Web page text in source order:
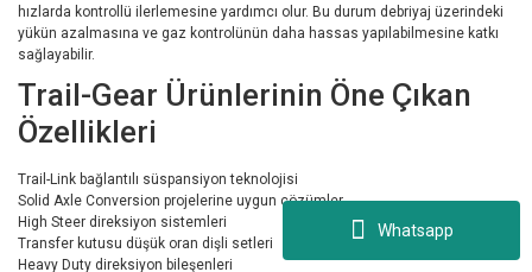
Whatsapp
hızlarda kontrollü ilerlemesine yardımcı olur. Bu durum debriyaj üzerindeki
yükün azalmasına ve gaz kontrolünün daha hassas yapılabilmesine katkı
sağlayabilir.
Trail-Gear Ürünlerinin Öne Çıkan
Özellikleri
Trail-Link bağlantılı süspansiyon teknolojisi
Solid Axle Conversion projelerine uygun çözümler
High Steer direksiyon sistemleri
Transfer kutusu düşük oran dişli setleri
Heavy Duty direksiyon bileşenleri